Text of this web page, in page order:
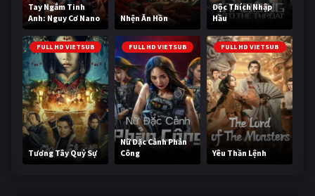
Tay Ngắm Tinh
Anh: Nguy Cơ Nano
Nhện Ăn Hồn
Độc Thích Nhập
Hầu
FULL HD VIETSUB
Tương Tây Quỷ Sự
FULL HD VIETSUB
Nữ Đặc Cảnh Phản
Công
FULL HD VIETSUB
Yêu Thần Lệnh